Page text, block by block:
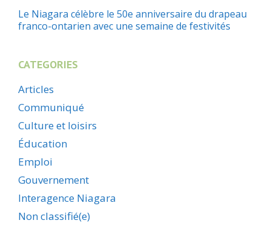
Le Niagara célèbre le 50e anniversaire du drapeau
franco-ontarien avec une semaine de festivités
CATEGORIES
Articles
Communiqué
Culture et loisirs
Éducation
Emploi
Gouvernement
Interagence Niagara
Non classifié(e)